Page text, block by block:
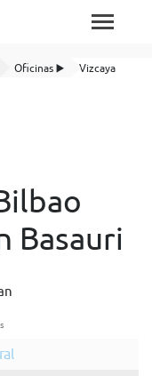
Oficinas ▶️
Vizcaya
Basauri